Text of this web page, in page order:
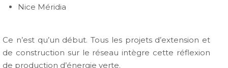
Nice Méridia
Ce n’est qu’un début. Tous les projets d’extension et
de construction sur le réseau intègre cette réflexion
de production d’énergie verte.